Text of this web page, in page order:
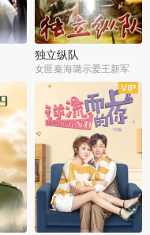
独立纵队
女匪秦海璐示爱王新军
全43集